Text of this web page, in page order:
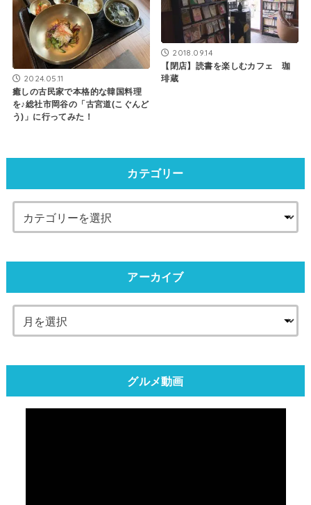
2024.05.11
癒しの古民家で本格的な韓国料理
を♪総社市岡谷の「古宮道(こぐんど
う)」に行ってみた！
2018.09.14
【閉店】読書を楽しむカフェ 珈
琲蔵
カテゴリー
アーカイブ
グルメ動画